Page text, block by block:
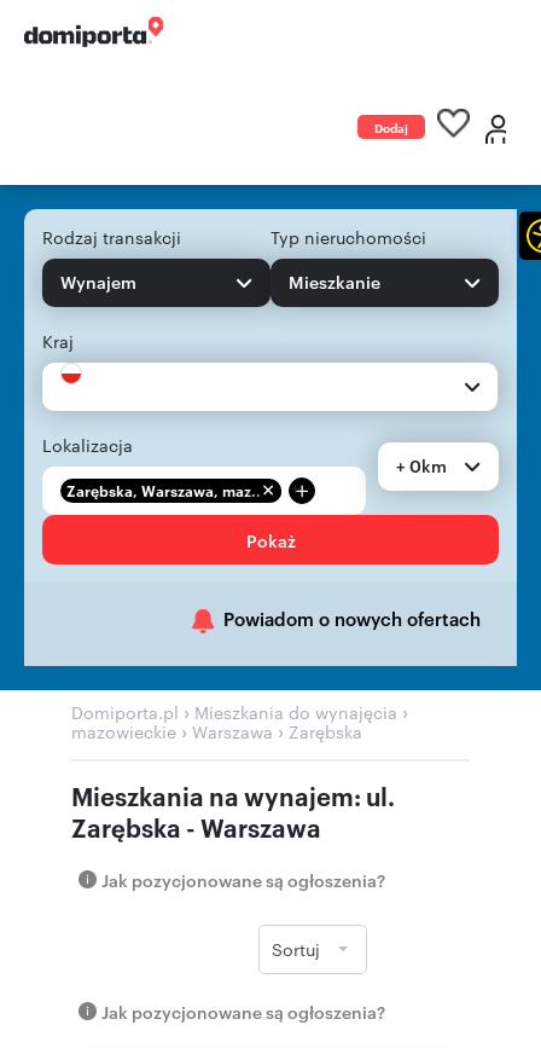
Dodaj
Rodzaj transakcji
Wynajem
Typ nieruchomości
Mieszkanie
Kraj
Lokalizacja
Zarębska, Warszawa, maz... +
+ 0km
Pokaż
Powiadom o nowych ofertach
Domiporta.pl › Mieszkania do wynajęcia ›
mazowieckie › Warszawa › Zarębska
Mieszkania na wynajem: ul.
Zarębska - Warszawa
Jak pozycjonowane są ogłoszenia?
Sortuj
Jak pozycjonowane są ogłoszenia?